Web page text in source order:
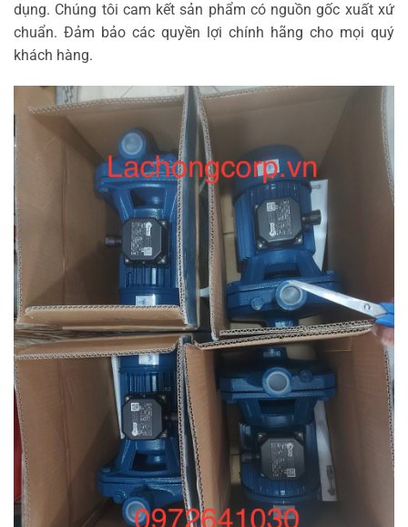
dụng. Chúng tôi cam kết sản phẩm có nguồn gốc xuất xứ
chuẩn. Đảm bảo các quyền lợi chính hãng cho mọi quý
khách hàng.